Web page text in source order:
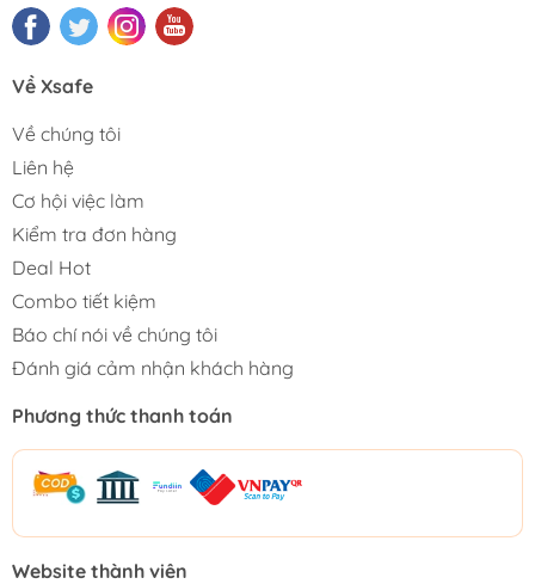
Về Xsafe
Về chúng tôi
Liên hệ
Cơ hội việc làm
Kiểm tra đơn hàng
Deal Hot
Combo tiết kiệm
Báo chí nói về chúng tôi
Đánh giá cảm nhận khách hàng
Phương thức thanh toán
Website thành viên